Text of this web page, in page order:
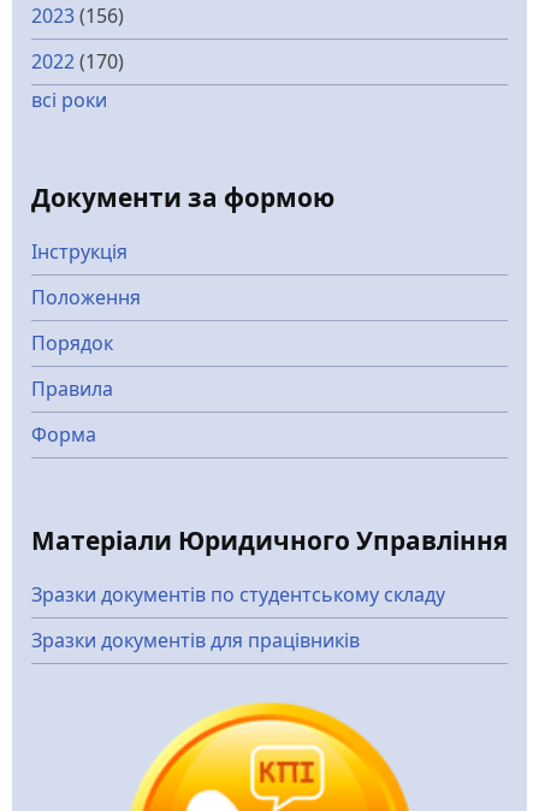
2023(156)
2022(170)
всі роки
Документи за формою
Інструкція
Положення
Порядок
Правила
Форма
Матеріали Юридичного Управління
Зразки документів по студентському складу
Зразки документів для працівників